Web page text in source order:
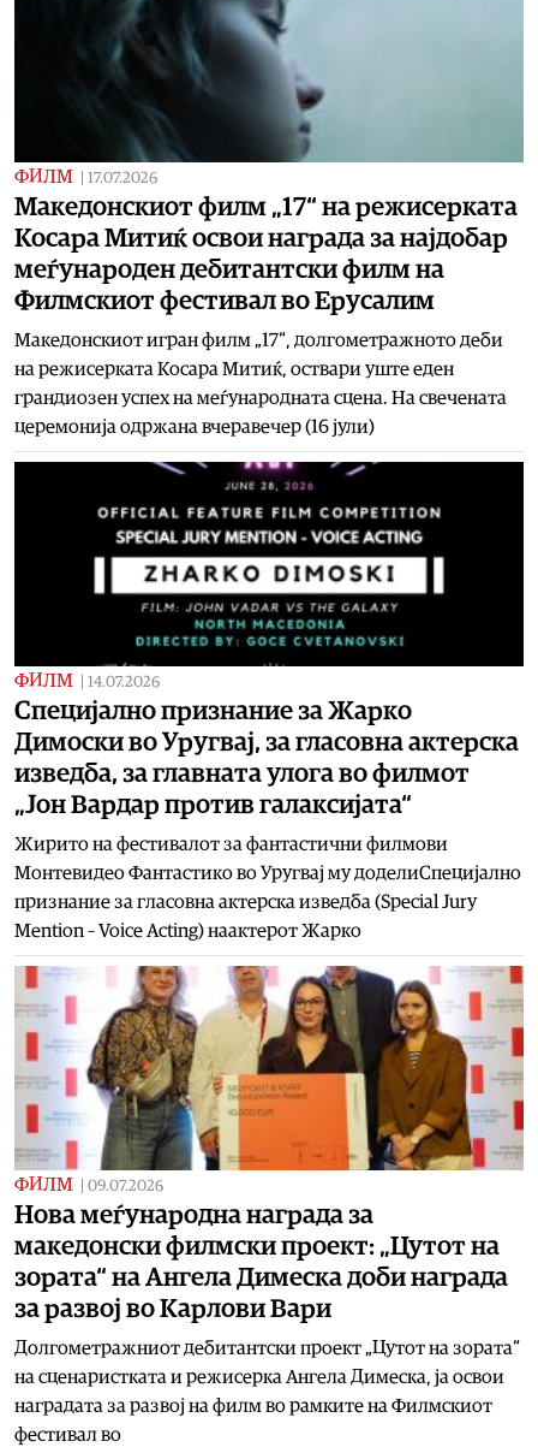
ФИЛМ 17.07.2026
Македонскиот филм „17“ на режисерката
Косара Митиќ освои награда за најдобар
меѓународен дебитантски филм на
Филмскиот фестивал во Ерусалим
Македонскиот игран филм „17“, долгометражното деби
на режисерката Косара Митиќ, оствари уште еден
грандиозен успех на меѓународната сцена. На свечената
церемонија одржана вчеравечер (16 јули)
ФИЛМ 14.07.2026
Специјално признание за Жарко
Димоски во Уругвај, за гласовна актерска
изведба, за главната улога во филмот
„Јон Вардар против галаксијата“
Жирито на фестивалот за фантастични филмови
Монтевидео Фантастико во Уругвај му доделиСпецијално
признание за гласовна актерска изведба (Special Jury
Mention – Voice Acting) наактерот Жарко
ФИЛМ 09.07.2026
Нова меѓународна награда за
македонски филмски проект: „Цутот на
зората“ на Ангела Димеска доби награда
за развој во Карлови Вари
Долгометражниот дебитантски проект „Цутот на зората“
на сценаристката и режисерка Ангела Димеска, ја освои
наградата за развој на филм во рамките на Филмскиот
фестивал во